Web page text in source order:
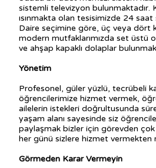
sistemli televizyon bulunmaktadır.
ısınmakta olan tesisimizde 24
Daire seçimine göre, üç veya dört
modern mutfaklarımızda set üstü
ve ahşap kapaklı dolaplar
Yönetim
Profesonel, güler yüzlü, tecrübeli
öğrencilerimize hizmet vermek,
ailelerin istekleri doğrultusunda
yaşam alanı sayesinde siz
paylaşmak bizler için görevden çok
her günü sizlere hizmet vermekten
Görmeden Karar Vermeyin